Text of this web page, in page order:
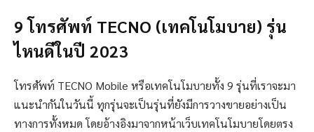
9 โทรศัพท์ TECNO (เทคโนโมบาย) รุ่น
ไหนดีในปี 2023
โทรศัพท์ TECNO Mobile หรือเทคโนโมบายทั้ง 9 รุ่นที่เราจะมา
แนะนำกันในวันนี้ ทุกรุ่นจะเป็นรุ่นที่ยังมีการวางขายอย่างเป็น
ทางการทั้งหมด โดยอ้างอิงมาจากหน้าเว็บเทคโนโมบายโดยตรง